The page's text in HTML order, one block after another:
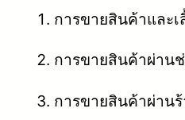
การขายสินค้าและเ
การขายสินค้าผ่าน
การขายสินค้าผ่าน